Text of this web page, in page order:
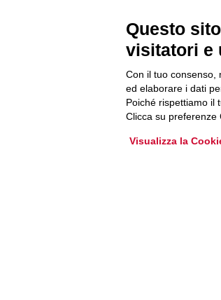
Newsletter
Accedi o iscriviti alla nostra
Informazioni per restare sempre
mondo della cooperazione.
Questo
visitatori e
Con il tuo consenso,
ed elaborare i dati
Poiché rispettiamo il
Clicca su preferenze
Visualizza la